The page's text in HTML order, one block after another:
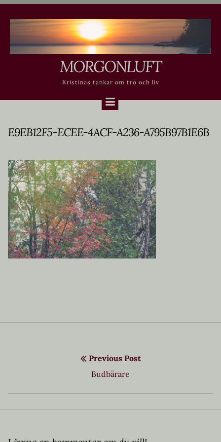
content
MORGONLUFT
Kristinas tankar om tro och liv
E9EB12F5-ECEE-4ACF-A236-A795B97B1E6B
Previous Post
Previous
Budbärare